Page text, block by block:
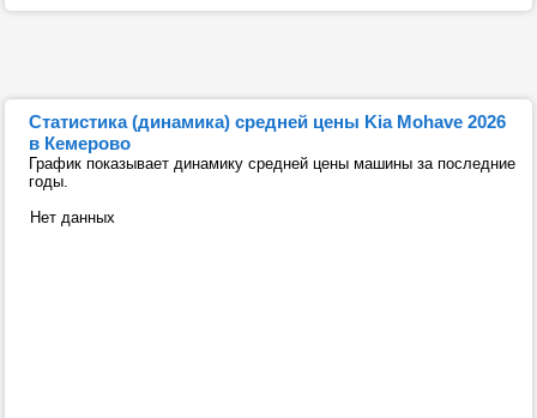
Статистика (динамика) средней цены Kia Mohave 2026
в Кемерово
График показывает динамику средней цены машины за последние
годы.
Нет данных